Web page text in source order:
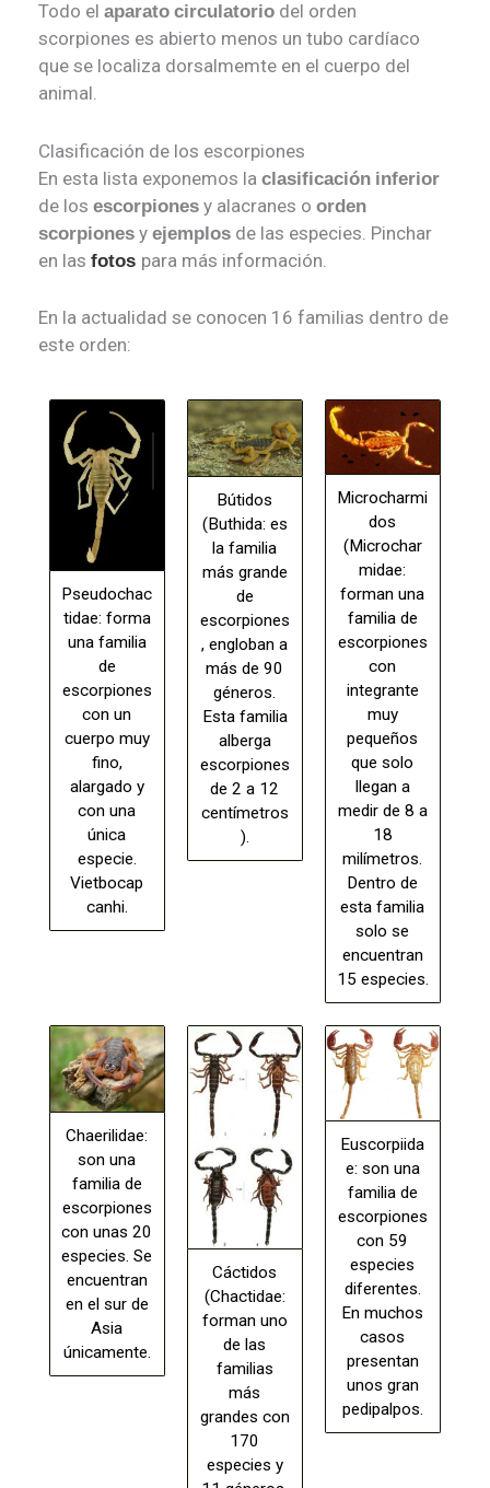
Todo el aparato circulatorio del orden
scorpiones es abierto menos un tubo cardíaco
que se localiza dorsalmemte en el cuerpo del
animal.
Clasificación de los escorpiones
En esta lista exponemos la clasificación inferior
de los escorpiones y alacranes o orden
scorpiones y ejemplos de las especies. Pinchar
en las fotos para más información.
En la actualidad se conocen 16 familias dentro de
este orden:
Pseudochac
tidae: forma
una familia
de
escorpiones
con un
cuerpo muy
fino,
alargado y
con una
única
especie.
Vietbocap
canhi.
Bútidos
(Buthida: es
la familia
más grande
de
escorpiones
, engloban a
más de 90
géneros.
Esta familia
alberga
escorpiones
de 2 a 12
centímetros
).
Microcharmi
dos
(Microchar
midae:
forman una
familia de
escorpiones
con
integrante
muy
pequeños
que solo
llegan a
medir de 8 a
18
milímetros.
Dentro de
esta familia
solo se
encuentran
15 especies.
Chaerilidae:
son una
familia de
escorpiones
con unas 20
especies. Se
encuentran
en el sur de
Asia
únicamente.
Cáctidos
(Chactidae:
forman uno
de las
familias
más
grandes con
170
especies y
Euscorpiida
e: son una
familia de
escorpiones
con 59
especies
diferentes.
En muchos
casos
presentan
unos gran
pedipalpos.